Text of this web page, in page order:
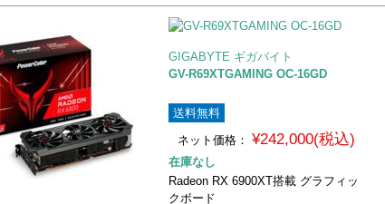
GIGABYTE ギガバイト
GV-R69XTGAMING OC-16GD
送料無料
ネット価格：
¥242,000(税込)
在庫なし
Radeon RX 6900XT搭載 グラフィッ
クボード